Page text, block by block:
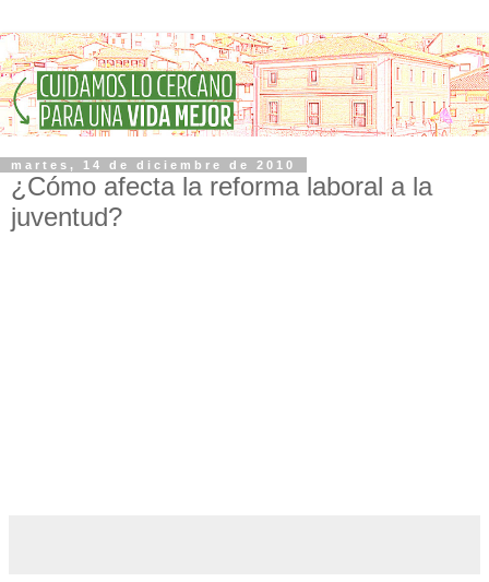
martes, 14 de diciembre de 2010
¿Cómo afecta la reforma laboral a la
juventud?